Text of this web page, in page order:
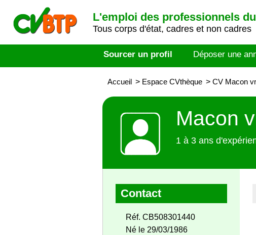
L'emploi des professionnels
Tous corps d'état, cadres et non cadres
Sourcer un profil Déposer une
Accueil > Espace CVthèque > CV Macon
Macon
1 à 3 ans
Contact
Réf. CB508301440
Né le 29/03/1986